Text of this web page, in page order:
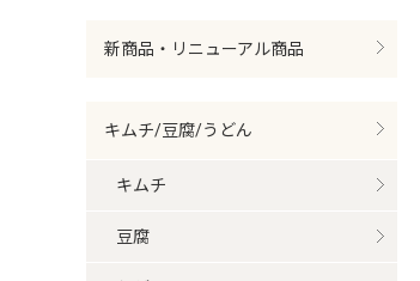
新商品・リニューアル商品
キムチ/豆腐/うどん
キムチ
豆腐